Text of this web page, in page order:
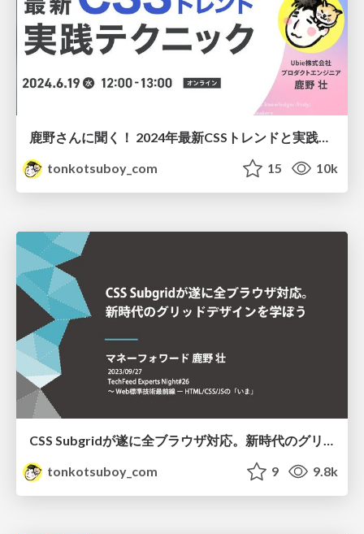
鹿野さんに聞く！ 2024年最新CSSトレンドと実践テクニック
tonkotsuboy_com
15 10k
tonkotsuboy_com
9 9.8k